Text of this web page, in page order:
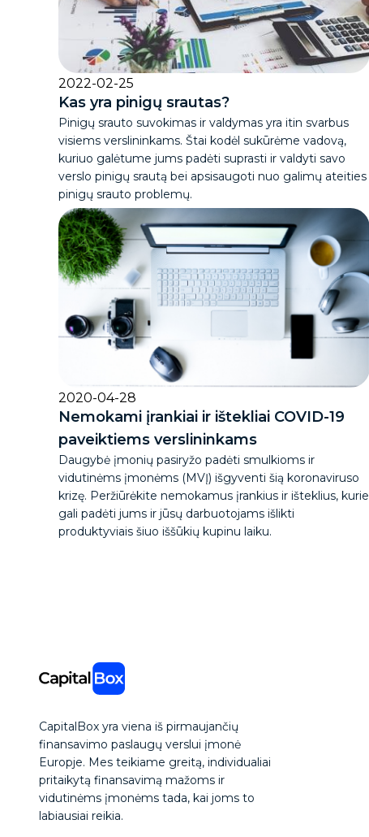
2022-02-25
Kas yra pinigų srautas?
Pinigų srauto suvokimas ir valdymas yra itin svarbus
visiems verslininkams. Štai kodėl sukūrėme vadovą,
kuriuo galėtume jums padėti suprasti ir valdyti savo
verslo pinigų srautą bei apsisaugoti nuo galimų ateities
pinigų srauto problemų.
2020-04-28
Nemokami įrankiai ir ištekliai COVID-19
paveiktiems verslininkams
Daugybė įmonių pasiryžo padėti smulkioms ir
vidutinėms įmonėms (MVĮ) išgyventi šią koronaviruso
krizę. Peržiūrėkite nemokamus įrankius ir išteklius, kurie
gali padėti jums ir jūsų darbuotojams išlikti
produktyviais šiuo iššūkių kupinu laiku.
CapitalBox yra viena iš pirmaujančių
finansavimo paslaugų verslui įmonė
Europje. Mes teikiame greitą, individualiai
pritaikytą finansavimą mažoms ir
vidutinėms įmonėms tada, kai joms to
labiausiai reikia.